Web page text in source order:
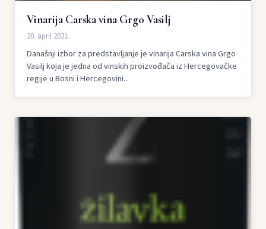
Vinarija Carska vina Grgo Vasilj
20. april 2021.
Današnji izbor za predstavljanje je vinarija Carska vina Grgo
Vasilj koja je jedna od vinskih proizvođača iz Hercegovačke
regije u Bosni i Hercegovini...